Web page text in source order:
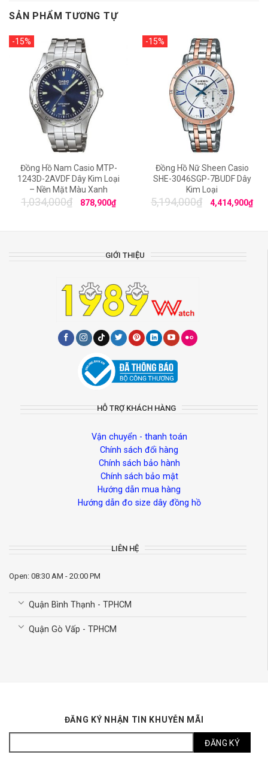
SẢN PHẨM TƯƠNG TỰ
-15%
Đồng Hồ Nam Casio MTP-
1243D-2AVDF Dây Kim Loại
– Nền Mặt Màu Xanh
1,034,000₫ 878,900₫
-15%
Đồng Hồ Nữ Sheen Casio
SHE-3046SGP-7BUDF Dây
Kim Loại
5,194,000₫ 4,414,900₫
GIỚI THIỆU
HỖ TRỢ KHÁCH HÀNG
Vận chuyển - thanh toán
Chính sách đổi hàng
Chính sách bảo hành
Chính sách bảo mật
Hướng dẫn mua hàng
Hướng dẫn đo size dây đồng hồ
LIÊN HỆ
Open: 08:30 AM - 20:00 PM
Quận Bình Thạnh - TPHCM
Quận Gò Vấp - TPHCM
ĐĂNG KÝ NHẬN TIN KHUYỄN MÃI